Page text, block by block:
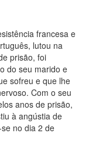
francesa e
lutou na
prisão, foi
do seu marido e
sofreu e que lhe
Com o seu
anos de prisão,
à angústia de
no dia 2 de